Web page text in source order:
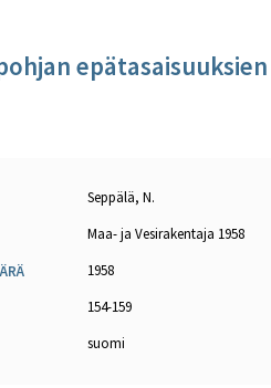
Seppälä, N.
Maa- ja Vesirakentaja 1958
1958
154-159
suomi